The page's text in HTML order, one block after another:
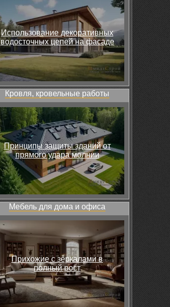
Использование декоративных
водосточных цепей на фасаде
Кровля, кровельные работы
Принципы защиты зданий от
прямого удара молнии
Мебель для дома и офиса
Прихожие с зеркалами в
полный рост